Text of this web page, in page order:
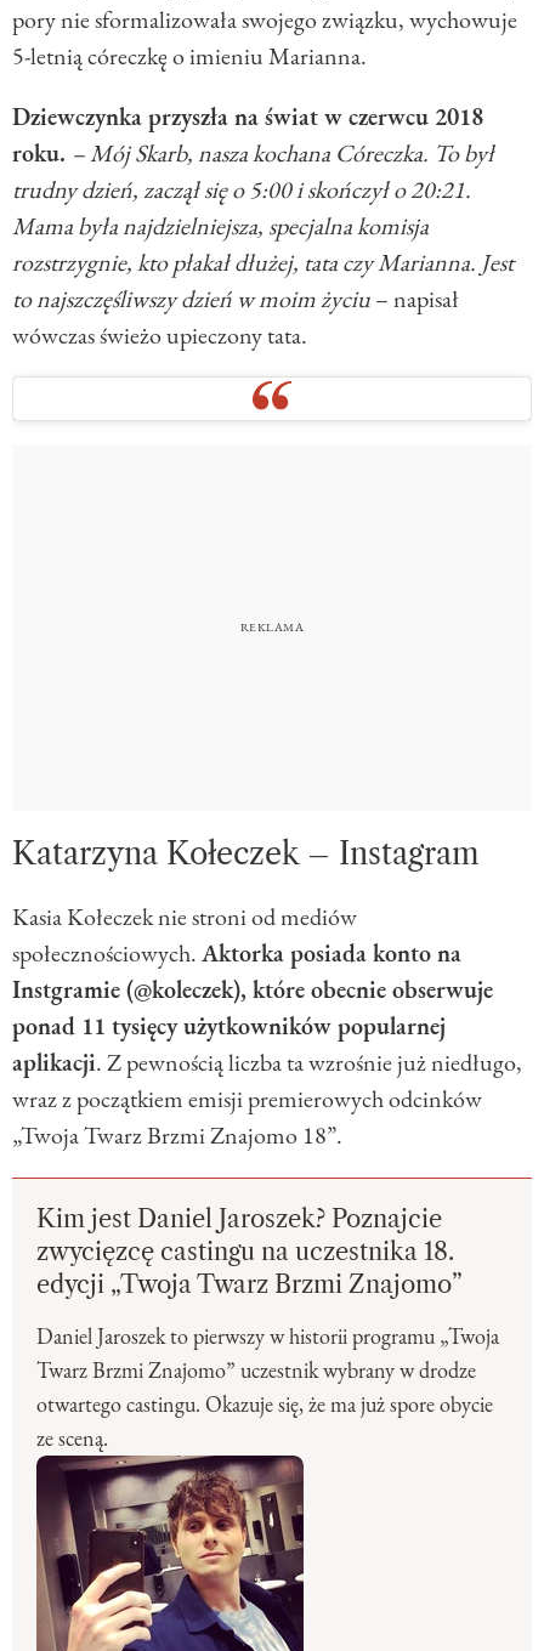
pory nie sformalizowała swojego związku, wychowuje
5-letnią córeczkę o imieniu Marianna.
Dziewczynka przyszła na świat w czerwcu 2018
roku. – Mój Skarb, nasza kochana Córeczka. To był
trudny dzień, zaczął się o 5:00 i skończył o 20:21.
Mama była najdzielniejsza, specjalna komisja
rozstrzygnie, kto płakał dłużej, tata czy Marianna. Jest
to najszczęśliwszy dzień w moim życiu– napisał
wówczas świeżo upieczony tata.
Katarzyna Kołeczek – Instagram
Kasia Kołeczek nie stroni od mediów
społecznościowych.Aktorka posiada konto na
Instgramie (@koleczek), które obecnie obserwuje
ponad 11 tysięcy użytkowników popularnej
aplikacji. Z pewnością liczba ta wzrośnie już niedługo,
wraz z początkiem emisji premierowych odcinków
„Twoja Twarz Brzmi Znajomo 18”.
Kim jest Daniel Jaroszek? Poznajcie
zwycięzcę castingu na uczestnika 18.
edycji „Twoja Twarz Brzmi Znajomo”
Daniel Jaroszek to pierwszy w historii programu „Twoja
Twarz Brzmi Znajomo” uczestnik wybrany w drodze
otwartego castingu. Okazuje się, że ma już spore obycie
ze sceną.